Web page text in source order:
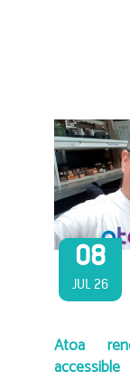
08
JUL 26
Atoa
accessible